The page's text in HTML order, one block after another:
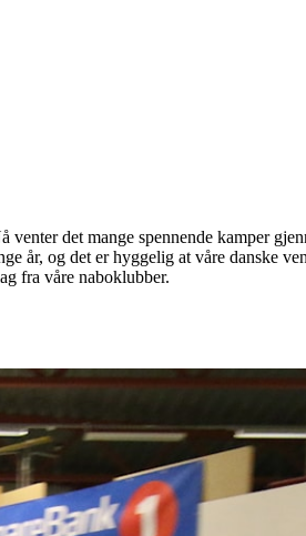
det mange spennende kamper
år, og det er hyggelig at våre danske
fra våre naboklubber.